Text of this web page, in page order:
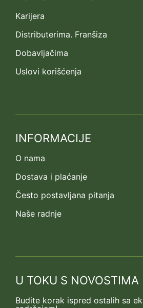
Karijera
Distributerima. Franšiza
Dobavljačima
Uslovi korišćenja
INFORMACIJE
O nama
Dostava i plaćanje
Često postavljana pitanja
Naše radnje
U TOKU S NOVOSTIMA
Budite korak ispred ostalih sa